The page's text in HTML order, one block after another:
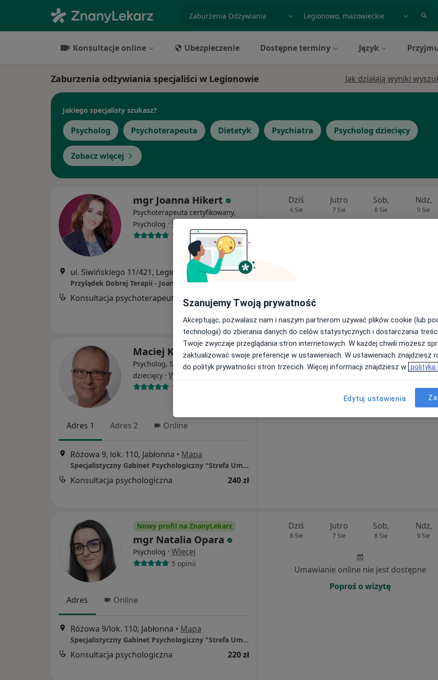
Konsultacje online Ubezpieczenie Dostępne terminy Język
Zaburzenia odżywiania specjaliści w Legionowie Jak działają wyniki
Jakiego specjalisty szukasz?
Psycholog Psychoterapeuta Dietetyk Psychiatra Psycholog dziecięcy
Zobacz więcej
mgr Joanna Hikert
Psychoterapeuta certyfikowany,
Psycholog · Więcej
19 opinii
ul. Siwińskiego 11/421, Legionowo •Mapa
Przylądek Dobrej Terapii - Joanna Hikert
Konsultacja psychoterapeutyczna 230 zł
Dziś
6 Sie
Jutro
7 Sie
Sob,
8 Sie
Ndz,
9 Sie
Maciej Krzymowski
Psycholog, Seksuolog, Psycholog
dziecięcy · Więcej
127 opinii
Adres 1 Adres 2 Online
Różowa 9, lok. 110, Jabłonna • Mapa
Specjalistyczny Gabinet Psychologiczny "Strefa Umysłu"
Konsultacja psychologiczna 240 zł
Dziś Jutro Sob, Ndz,
9 Sie
Umawianie online nie jest dostępne
Nowy profil na ZnanyLekarz
mgr Natalia Opara
Psycholog · Więcej
5 opinii
Adres Online
Różowa 9/lok. 110, Jabłonna • Mapa
Specjalistyczny Gabinet Psychologiczny "Strefa Umysłu"
Konsultacja psychologiczna 220 zł
Dziś
6 Sie
Jutro
7 Sie
Sob,
8 Sie
Ndz,
9 Sie
Umawianie online nie jest dostępne
Poproś o wizytę
Szanujemy Twoją prywatność
Akceptując, pozwalasz nam i naszym partnerom używać plików cookie (lub
technologii) do zbierania danych do celów statystycznych i dostarczania
Twoje zwyczaje przeglądania stron internetowych. W każdej chwili możesz
zaktualizować swoje preferencje w ustawieniach. W ustawieniach znajdziesz
do polityk prywatności stron trzecich. Więcej informacji znajdziesz w polityka
Edytuj ustawienia